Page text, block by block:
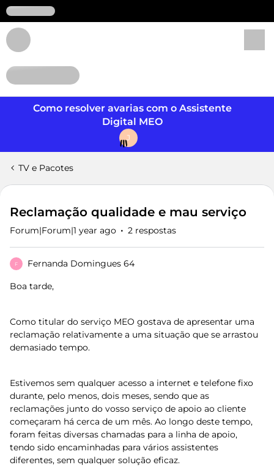
Como resolver avarias com o Assistente
Digital MEO
J
TV e Pacotes
Reclamação qualidade e mau serviço
Forum|Forum|1 year ago 2 respostas
F Fernanda Domingues 64
Boa tarde,
Como titular do serviço MEO gostava de apresentar uma
reclamação relativamente a uma situação que se arrastou
demasiado tempo.
Estivemos sem qualquer acesso a internet e telefone fixo
durante, pelo menos, dois meses, sendo que as
reclamações junto do vosso serviço de apoio ao cliente
começaram há cerca de um mês. Ao longo deste tempo,
foram feitas diversas chamadas para a linha de apoio,
tendo sido encaminhadas para vários assistentes
diferentes, sem qualquer solução eficaz.